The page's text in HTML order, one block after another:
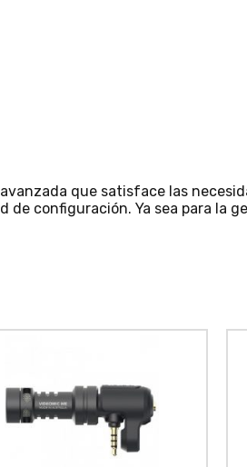
que satisface las
configuración. Ya sea para la